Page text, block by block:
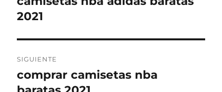
entradas
anterior:
2021
SIGUIENTE
Entrada
siguiente:
comprar camisetas nba